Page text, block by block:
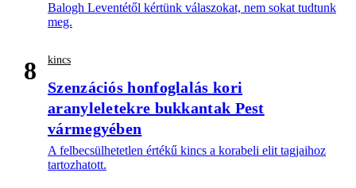
Balogh Leventétől kértünk válaszokat, nem sokat tudtunk
meg.
8 kincs
Szenzációs honfoglalás kori
aranyleletekre bukkantak Pest
vármegyében
A felbecsülhetetlen értékű kincs a korabeli elit tagjaihoz
tartozhatott.